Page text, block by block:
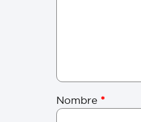
Nombre *